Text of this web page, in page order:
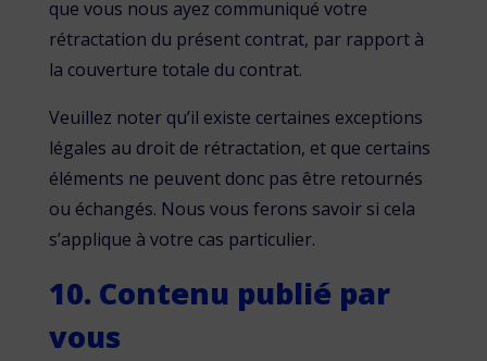
que vous nous ayez communiqué votre
rétractation du présent contrat, par rapport à
la couverture totale du contrat.
Veuillez noter qu’il existe certaines exceptions
légales au droit de rétractation, et que certains
éléments ne peuvent donc pas être retournés
ou échangés. Nous vous ferons savoir si cela
s’applique à votre cas particulier.
10. Contenu publié par
vous